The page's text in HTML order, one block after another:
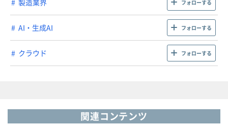
製造業界 フォローする
AI・生成AI フォローする
クラウド フォローする
関連コンテンツ